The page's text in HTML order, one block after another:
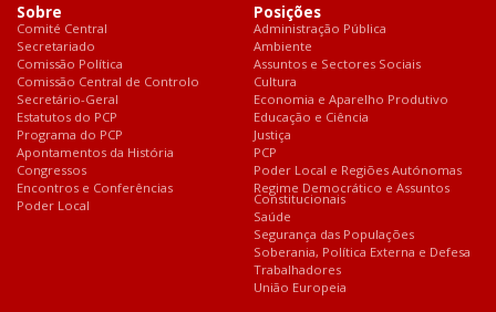
Sobre
Comité Central
Secretariado
Comissão Política
Comissão Central de Controlo
Secretário-Geral
Estatutos do PCP
Programa do PCP
Apontamentos da História
Congressos
Encontros e Conferências
Poder Local
Posições
Administração Pública
Ambiente
Assuntos e Sectores Sociais
Cultura
Economia e Aparelho Produtivo
Educação e Ciência
Justiça
PCP
Poder Local e Regiões Autónomas
Regime Democrático e Assuntos
Constitucionais
Saúde
Segurança das Populações
Soberania, Política Externa e Defesa
Trabalhadores
União Europeia